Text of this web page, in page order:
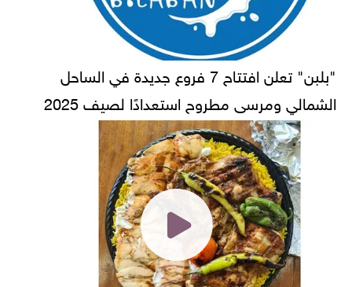
"بلبن" تعلن افتتاح 7 فروع جديدة في الساحل
الشمالي ومرسى مطروح استعدادًا لصيف 2025